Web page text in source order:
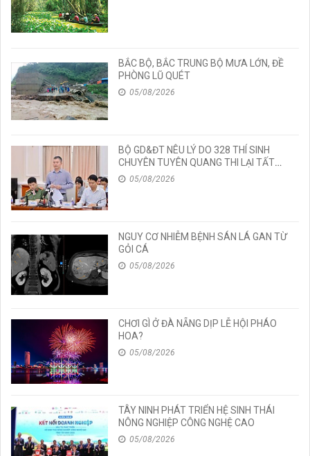
BẮC BỘ, BẮC TRUNG BỘ MƯA LỚN, ĐỀ
PHÒNG LŨ QUÉT
05/08/2026
BỘ GD&ĐT NÊU LÝ DO 328 THÍ SINH
CHUYÊN TUYÊN QUANG THI LẠI TẤT
CẢ CÁC MÔN TỐT NGHIỆP
05/08/2026
NGUY CƠ NHIỄM BỆNH SÁN LÁ GAN TỪ
GỎI CÁ
05/08/2026
CHƠI GÌ Ở ĐÀ NẴNG DỊP LỄ HỘI PHÁO
HOA?
05/08/2026
TÂY NINH PHÁT TRIỂN HỆ SINH THÁI
NÔNG NGHIỆP CÔNG NGHỆ CAO
05/08/2026